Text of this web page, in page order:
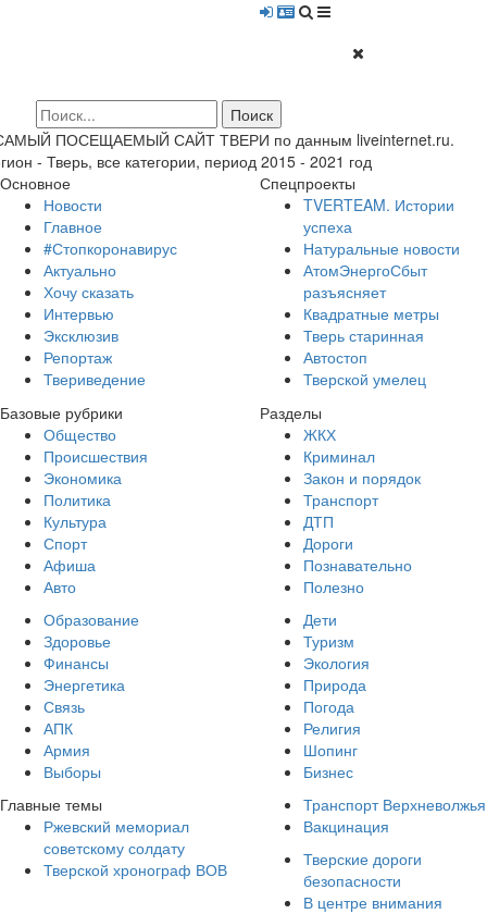
ПОСЕЩАЕМЫЙ САЙТ ТВЕРИ по данным liveinternet.ru.
- Тверь, все категории, период 2015 - 2021 год
Основное
Новости
Главное
#Стопкоронавирус
Актуально
Хочу сказать
Интервью
Эксклюзив
Репортаж
Твериведение
Спецпроекты
TVERTEAM. Истории
успеха
Натуральные новости
АтомЭнергоСбыт
разъясняет
Квадратные метры
Тверь старинная
Автостоп
Тверской умелец
Базовые рубрики
Общество
Происшествия
Экономика
Политика
Культура
Спорт
Афиша
Авто
Разделы
ЖКХ
Криминал
Закон и порядок
Транспорт
ДТП
Дороги
Познавательно
Полезно
Образование
Здоровье
Финансы
Энергетика
Связь
АПК
Армия
Выборы
Дети
Туризм
Экология
Природа
Погода
Религия
Шопинг
Бизнес
Главные темы
Ржевский мемориал
советскому солдату
Тверской хронограф ВОВ
Транспорт Верхневолжья
Вакцинация
Тверские дороги
безопасности
В центре внимания